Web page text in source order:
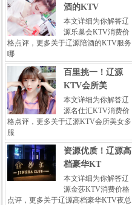
酒的KTV
本文详细为你解答辽
源乐巢会KTV消费价
格点评，更多关于辽源陪酒的KTV服务
哪
百里挑一！辽源
KTV会所美
本文详细为你解答辽
源名仕汇KTV消费价
格点评，更多关于辽源KTV会所美女多
服
资源优质！辽源高
档豪华KT
本文详细为你解答辽
源金莎KTV消费价格
点评，更多关于辽源高档豪华KTV夜总